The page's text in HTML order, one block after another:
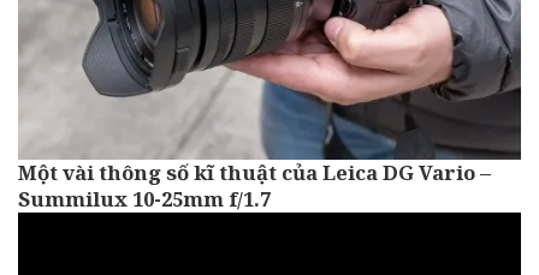
Một vài thông số kĩ thuật của Leica DG Vario –
Summilux 10-25mm f/1.7